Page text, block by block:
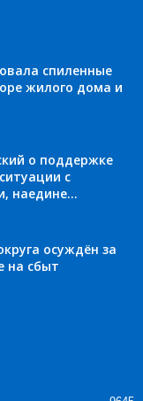
спиленные
жилого дома и
о поддержке
с
наедине...
осуждён за
на сбыт